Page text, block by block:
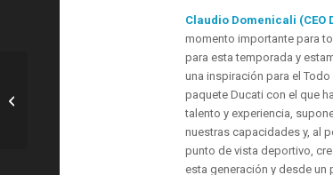
Claudio Domenicali
momento importante para
para esta temporada y
una inspiración para el
paquete Ducati con el que
talento y experiencia,
nuestras capacidades y, al
punto de vista deportivo,
esta generación y desde
FC. Barcelona: Tres partidos contra el
Benfica que podrían haber cambiado